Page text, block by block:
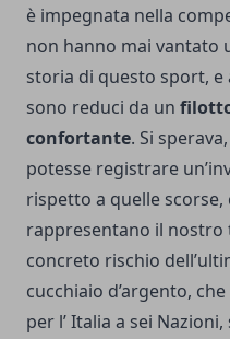
è impegnata nella
non hanno mai vantato
storia di questo sport,
sono reduci da un
confortante. Si
potesse registrare
rispetto a quelle
rappresentano il
concreto rischio
cucchiaio d’argento,
per l’ Italia a sei